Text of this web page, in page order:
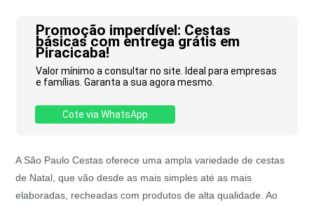
Promoção imperdível: Cestas
básicas com entrega grátis em
Piracicaba!
Valor mínimo a consultar no site. Ideal para empresas
e famílias. Garanta a sua agora mesmo.
Cote via WhatsApp
A São Paulo Cestas oferece uma ampla variedade de cestas
de Natal, que vão desde as mais simples até as mais
elaboradas, recheadas com produtos de alta qualidade. Ao